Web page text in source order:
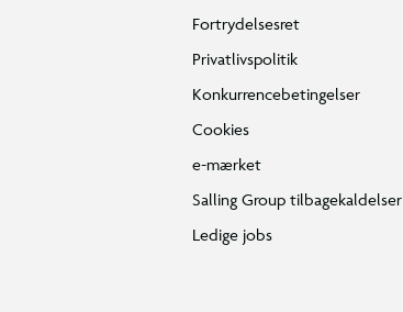
Fortrydelsesret
Privatlivspolitik
Konkurrencebetingelser
Cookies
e-mærket
Salling Group tilbagekaldelser
Ledige jobs